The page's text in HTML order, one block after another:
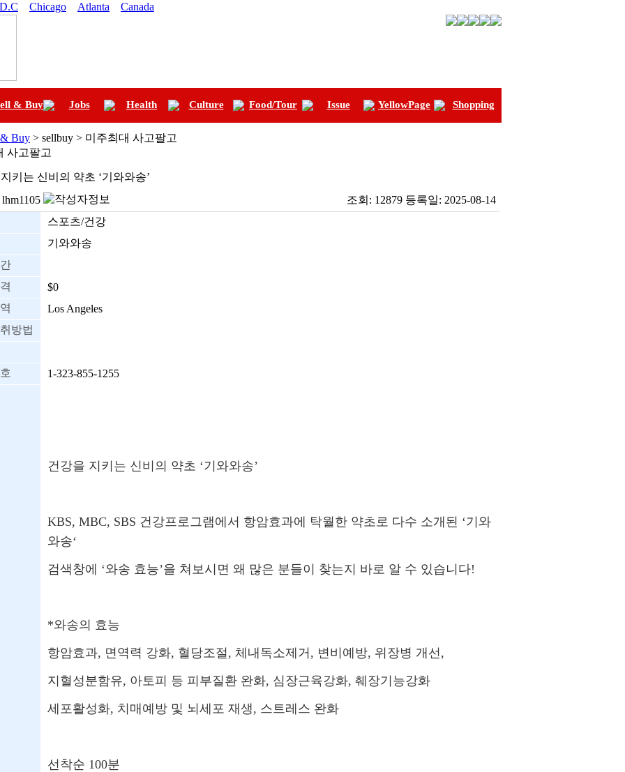
Chicago Atlanta Canada
& Buy Jobs Health Culture Food/Tour Issue YellowPage Shopping
Buy > sellbuy > 미주최대 사고팔고
사고팔고
키는 신비의 약초 ‘기와와송’
lhm1105
조회: 12879 등록일: 2025-08-14
스포츠/건강
기와와송
$0
Los Angeles
방법
1-323-855-1255
건강을 지키는 신비의 약초 ‘기와와송’
KBS, MBC, SBS 건강프로그램에서 항암효과에 탁월한 약초로 다수 소개된 ‘기와
와송‘
검색창에 ‘와송 효능’을 쳐보시면 왜 많은 분들이 찾는지 바로 알 수 있습니다!
*와송의 효능
항암효과, 면역력 강화, 혈당조절, 체내독소제거, 변비예방, 위장병 개선,
지혈성분함유, 아토피 등 피부질환 완화, 심장근육강화, 췌장기능강화
세포활성화, 치매예방 및 뇌세포 재생, 스트레스 완화
선착순 100분